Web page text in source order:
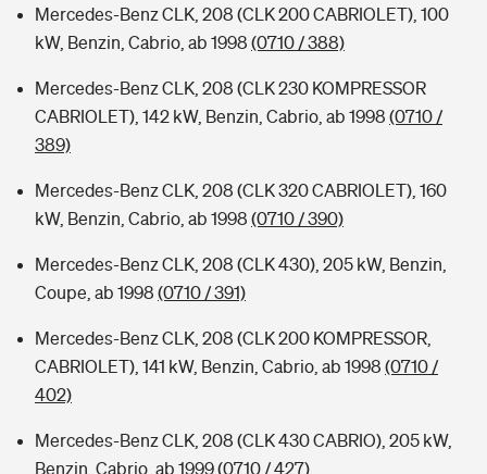
Mercedes-Benz CLK, 208 (CLK 200 CABRIOLET), 100
kW, Benzin, Cabrio, ab 1998 (0710 / 388)
Mercedes-Benz CLK, 208 (CLK 230 KOMPRESSOR
CABRIOLET), 142 kW, Benzin, Cabrio, ab 1998 (0710 /
389)
Mercedes-Benz CLK, 208 (CLK 320 CABRIOLET), 160
kW, Benzin, Cabrio, ab 1998 (0710 / 390)
Mercedes-Benz CLK, 208 (CLK 430), 205 kW, Benzin,
Coupe, ab 1998 (0710 / 391)
Mercedes-Benz CLK, 208 (CLK 200 KOMPRESSOR,
CABRIOLET), 141 kW, Benzin, Cabrio, ab 1998 (0710 /
402)
Mercedes-Benz CLK, 208 (CLK 430 CABRIO), 205 kW,
Benzin, Cabrio, ab 1999(0710 / 427)